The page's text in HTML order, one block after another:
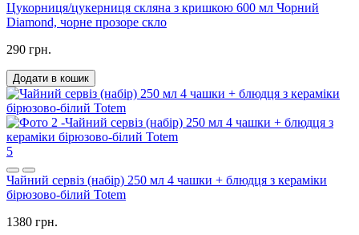
Цукорниця/цукерниця скляна з кришкою 600 мл Чорний
Diamond, чорне прозоре скло
290 грн.
Додати в кошик
5
Чайний сервіз (набір) 250 мл 4 чашки + блюдця з кераміки
бірюзово-білий Totem
1380 грн.